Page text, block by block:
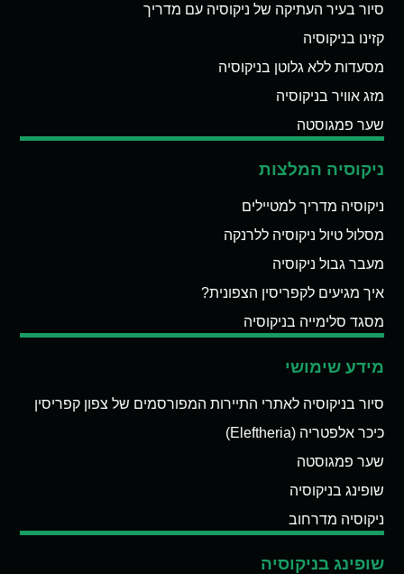
סיור בעיר העתיקה של ניקוסיה עם מדריך
קזינו בניקוסיה
מסעדות ללא גלוטן בניקוסיה
מזג אוויר בניקוסיה
שער פמגוסטה
ניקוסיה המלצות
ניקוסיה מדריך למטיילים
מסלול טיול ניקוסיה ללרנקה
מעבר גבול ניקוסיה
איך מגיעים לקפריסין הצפונית?
מסגד סלימייה בניקוסיה
מידע שימושי
סיור בניקוסיה לאתרי התיירות המפורסמים של צפון קפריסין
כיכר אלפטריה (Eleftheria)
שער פמגוסטה
שופינג בניקוסיה
ניקוסיה מדרחוב
שופינג בניקוסיה